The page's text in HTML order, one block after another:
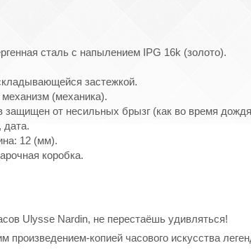
сталь с напылением IPG 16k (золото).
застежкой.
(механика).
защищен от несильных брызг (как во время
12 (мм).
коробка.
Ulysse Nardin, не перестаёшь удивляться!
произведением-копией часового искусства